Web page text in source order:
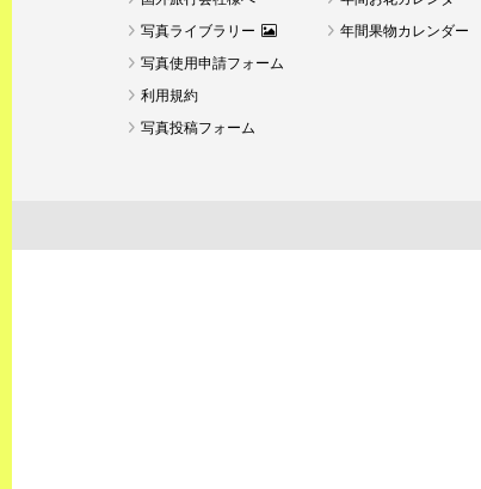
写真ライブラリー
写真使用申請フォーム
利用規約
写真投稿フォーム
年間果物カレンダー